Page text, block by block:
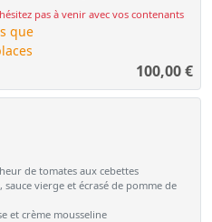
pas à venir avec vos contenants
que
100,00€
de tomates aux cebettes
vierge et écrasé de pomme de
et crème mousseline